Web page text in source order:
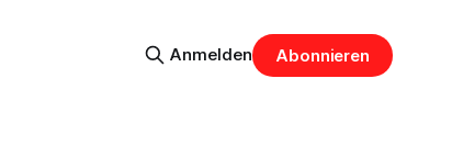
Anmelden Abonnieren